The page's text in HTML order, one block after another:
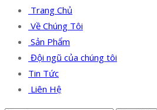
Trang Chủ
Về Chúng Tôi
Sản Phẩm
Đội ngũ của chúng tôi
Tin Tức
Liên Hệ